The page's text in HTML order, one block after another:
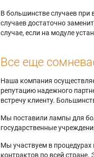
В большинстве случаев при
случаев достаточно
случае, если на модуле
Все еще
Наша компания
репутацию надежного
встречу клиенту.
Мы поставили лампы для
государственные
Мы участвуем в процедурах
контрактов по всей